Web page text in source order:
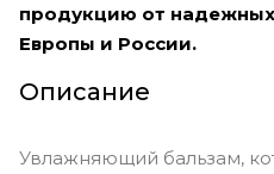
продукцию от
Европы и России.
Описание
Увлажняющий бальзам,